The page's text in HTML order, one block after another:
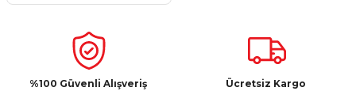
%100 Güvenli Alışveriş Ücretsiz Kargo